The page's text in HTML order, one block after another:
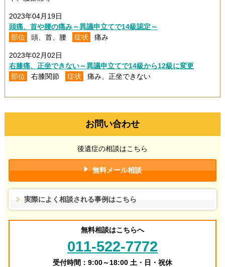
2023年04月19日
頭痛、首や腰の痛み～異議申立てで14級認定～
部位
頭、首、腰 症状 痛み
2023年02月02日
右膝痛、正坐できない～異議申立てで14級から12級に変更
部位
右膝関節 症状 痛み、正坐できない
お問い合わせ
後遺症の相談はこちら
無料メール相談
実際によく相談される事例はこちら
無料相談はこちらへ
011-522-7772
受付時間：9:00～18:00 土・日・祝休